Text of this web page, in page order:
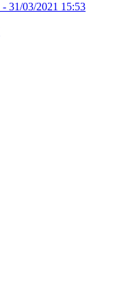
- 31/03/2021 15:53